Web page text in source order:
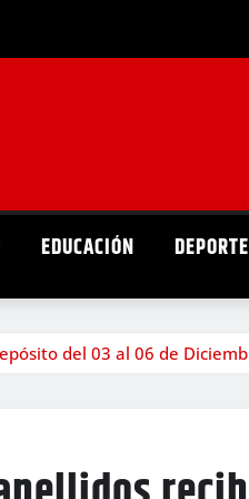
EDUCACIÓN
del 03 al 06 de